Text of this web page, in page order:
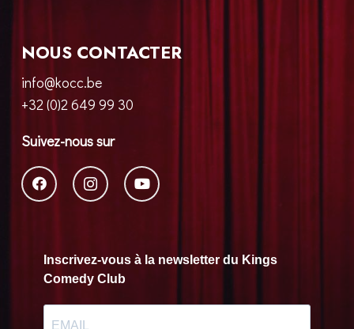
NOUS CONTACTER
info@kocc.be
+32 (0)2 649 99 30
Suivez-nous sur
Inscrivez-vous à la newsletter du Kings
Comedy Club